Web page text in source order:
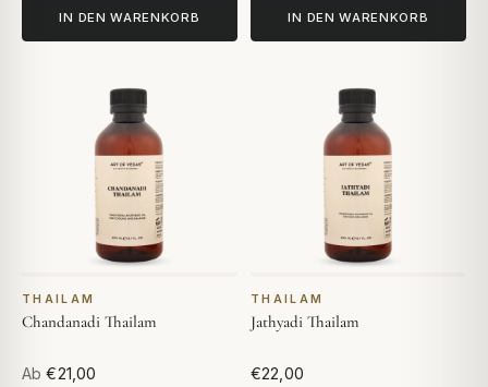
IN DEN WARENKORB IN DEN WARENKORB
THAILAM
Chandanadi Thailam
Ab €21,00
THAILAM
Jathyadi Thailam
€22,00